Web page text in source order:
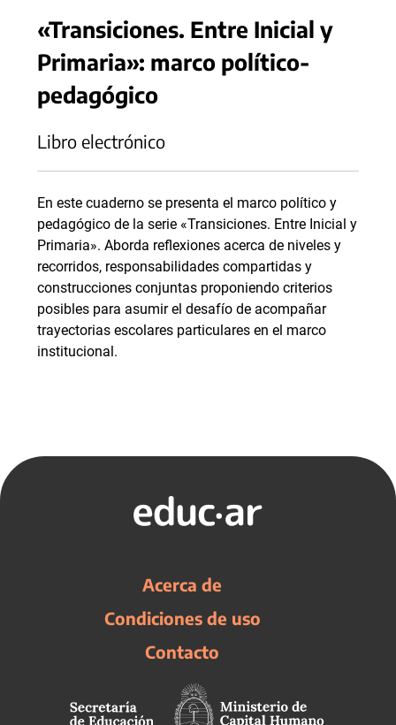
«Transiciones. Entre Inicial y
Primaria»: marco político-
pedagógico
Libro electrónico
En este cuaderno se presenta el marco político y
pedagógico de la serie «Transiciones. Entre Inicial y
Primaria». Aborda reflexiones acerca de niveles y
recorridos, responsabilidades compartidas y
construcciones conjuntas proponiendo criterios
posibles para asumir el desafío de acompañar
trayectorias escolares particulares en el marco
institucional.
Acerca de
Condiciones de uso
Contacto